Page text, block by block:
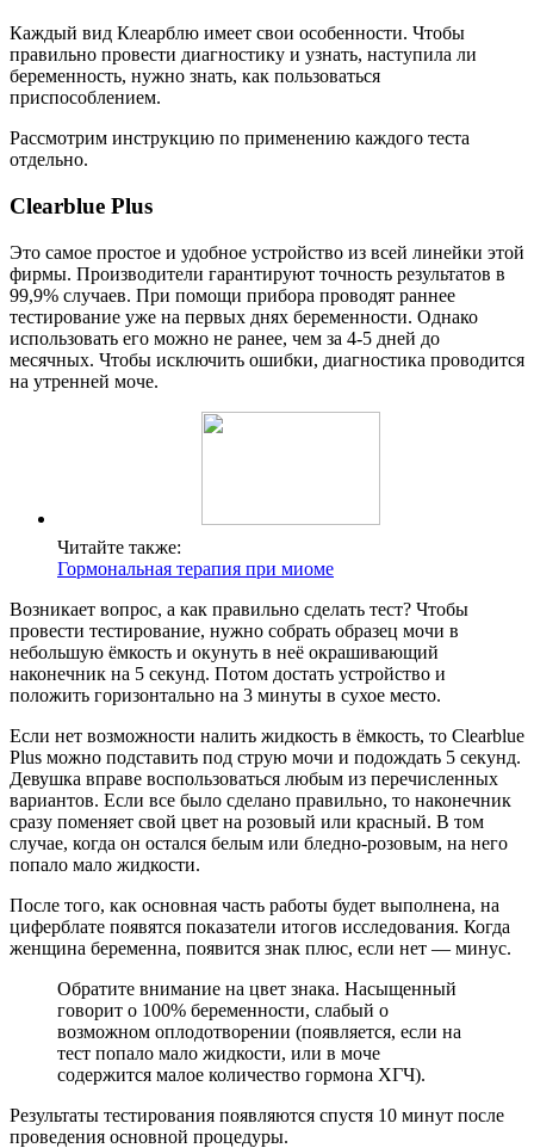
Каждый вид Клеарблю имеет свои особенности. Чтобы
правильно провести диагностику и узнать, наступила ли
беременность, нужно знать, как пользоваться
приспособлением.
Рассмотрим инструкцию по применению каждого теста
отдельно.
Clearblue Plus
Это самое простое и удобное устройство из всей линейки этой
фирмы. Производители гарантируют точность результатов в
99,9% случаев. При помощи прибора проводят раннее
тестирование уже на первых днях беременности. Однако
использовать его можно не ранее, чем за 4-5 дней до
месячных. Чтобы исключить ошибки, диагностика проводится
на утренней моче.
Читайте также:
Гормональная терапия при миоме
Возникает вопрос, а как правильно сделать тест? Чтобы
провести тестирование, нужно собрать образец мочи в
небольшую ёмкость и окунуть в неё окрашивающий
наконечник на 5 секунд. Потом достать устройство и
положить горизонтально на 3 минуты в сухое место.
Если нет возможности налить жидкость в ёмкость, то Clearblue
Plus можно подставить под струю мочи и подождать 5 секунд.
Девушка вправе воспользоваться любым из перечисленных
вариантов. Если все было сделано правильно, то наконечник
сразу поменяет свой цвет на розовый или красный. В том
случае, когда он остался белым или бледно-розовым, на него
попало мало жидкости.
После того, как основная часть работы будет выполнена, на
циферблате появятся показатели итогов исследования. Когда
женщина беременна, появится знак плюс, если нет — минус.
Обратите внимание на цвет знака. Насыщенный
говорит о 100% беременности, слабый о
возможном оплодотворении (появляется, если на
тест попало мало жидкости, или в моче
содержится малое количество гормона ХГЧ).
Результаты тестирования появляются спустя 10 минут после
проведения основной процедуры.